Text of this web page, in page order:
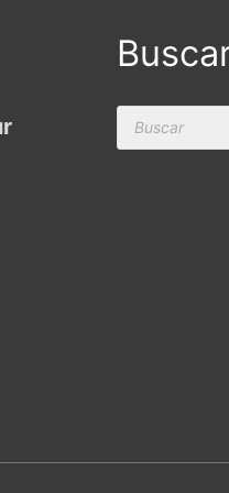
Products
search